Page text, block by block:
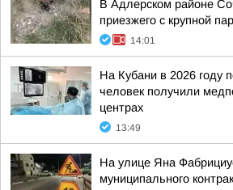
В Адлерском районе
приезжего с крупной
14:01
На Кубани в 2026 году
человек получили
центрах
13:49
На улице Яна
муниципального